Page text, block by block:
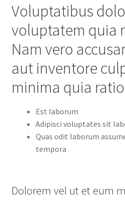
Voluptatibus
voluptatem quia
Nam vero
aut inventore
minima quia
Est laborum
Adipisci voluptates sit
Quas odit laborum
tempora
Dolorem vel ut et eum